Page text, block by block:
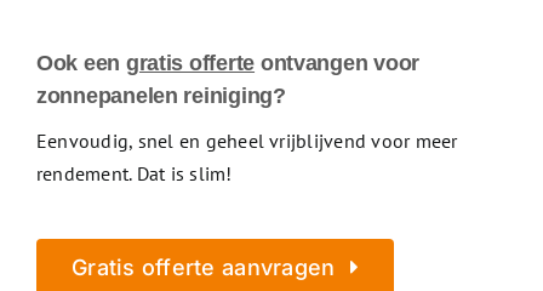
Ook een gratis offerte ontvangen voor
zonnepanelen reiniging?
Eenvoudig, snel en geheel vrijblijvend voor meer
rendement. Dat is slim!
Gratis offerte aanvragen